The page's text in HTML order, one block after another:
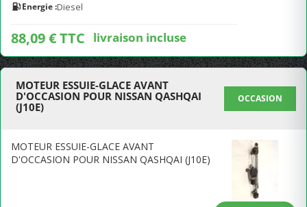
Energie :Diesel
88,09 € TTC livraison incluse
MOTEUR ESSUIE-GLACE AVANT
D'OCCASION POUR NISSAN QASHQAI
(J10E)
OCCASION
MOTEUR ESSUIE-GLACE AVANT
D'OCCASION POUR NISSAN QASHQAI (J10E)